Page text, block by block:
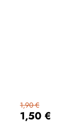
1,50 €
1,90 €